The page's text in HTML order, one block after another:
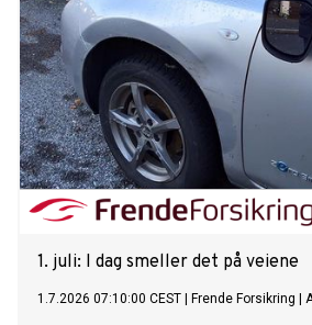
1. juli: I dag smeller det på veiene
1.7.2026 07:10:00 CEST Frende Forsikring